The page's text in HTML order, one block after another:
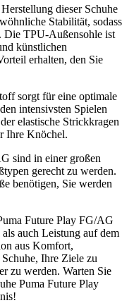
dieser Schuhe
Stabilität, sodass
Die TPU-Außensohle ist
künstlichen
erhalten, den Sie
sorgt für eine optimale
intensivsten Spielen
elastische Strickkragen
Ihre Knöchel.
sind in einer großen
gerecht zu werden.
benötigen, Sie werden
Future Play FG/AG
auch Leistung auf dem
aus Komfort,
Ihre Ziele zu
zu werden. Warten Sie
Puma Future Play